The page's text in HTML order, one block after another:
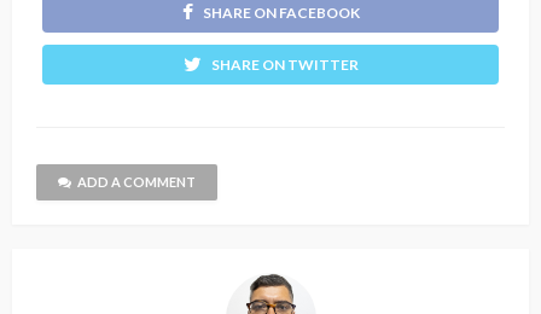
SHARE ON FACEBOOK
SHARE ON TWITTER
ADD A COMMENT